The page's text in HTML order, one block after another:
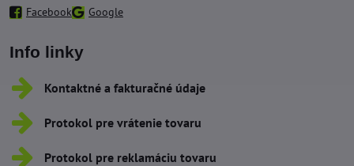
Facebook Google
Info linky
Kontaktné a fakturačné údaje
Protokol pre vrátenie tovaru
Protokol pre reklamáciu tovaru